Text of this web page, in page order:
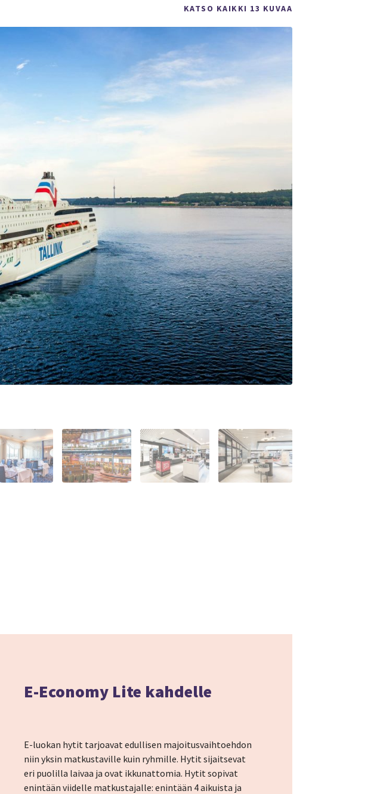
KATSO KAIKKI 13 KUVAA
E-Economy Lite kahdelle
E-luokan hytit tarjoavat edullisen majoitusvaihtoehdon
niin yksin matkustaville kuin ryhmille. Hytit sijaitsevat
eri puolilla laivaa ja ovat ikkunattomia. Hytit sopivat
enintään viidelle matkustajalle: enintään 4 aikuista ja